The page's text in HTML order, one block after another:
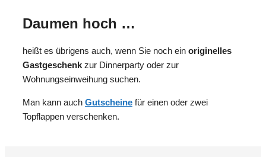
Daumen hoch …
heißt es übrigens auch, wenn Sie noch ein originelles
Gastgeschenk zur Dinnerparty oder zur
Wohnungseinweihung suchen.
Man kann auch Gutscheine für einen oder zwei
Topflappen verschenken.